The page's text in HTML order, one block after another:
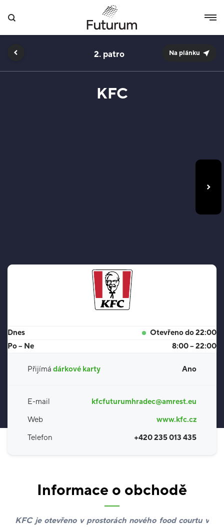
KFC
2. Na plánku
Dnes
Otevřeno do 22:00
Po – Ne
8:00 – 22:00
Přijímá dárkové karty Ano
E-mail
kfcfuturumhradec@amrest.eu
Web
www.kfc.cz
Telefon
+420 235 013 435
Informace o obchodě
KFC je otevřeno v prostorách nového food courtu v